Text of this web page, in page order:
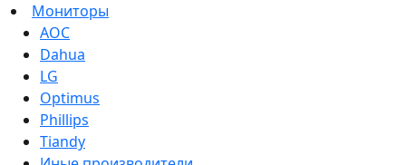
Мониторы
AOC
Dahua
LG
Optimus
Phillips
Tiandy